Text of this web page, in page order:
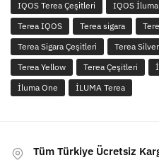
IQOS Terea Çeşitleri
IQOS İluma
Terea IQOS
Terea sigara
Terea Sigara Çeşitleri
Terea Silver
Terea Yellow
Terea Çeşitleri
İluma One
İLUMA Terea
Tüm Türkiye Ücretsiz